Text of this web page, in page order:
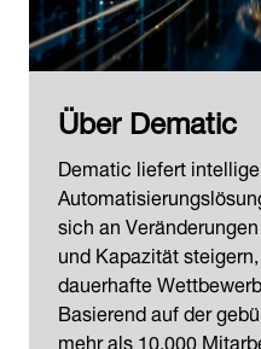
Über Dematic
Dematic liefert
sich an
und Kapazität
dauerhafte
Basierend auf der
mehr als 10.000